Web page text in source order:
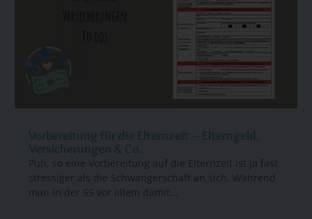
Vorbereitung für die Elternzeit – Elterngeld,
Versicherungen & Co.
Puh, so eine Vorbereitung auf die Elternzeit ist ja fast
stressiger als die Schwangerschaft an sich. Während
man in der SS vor allem damit...